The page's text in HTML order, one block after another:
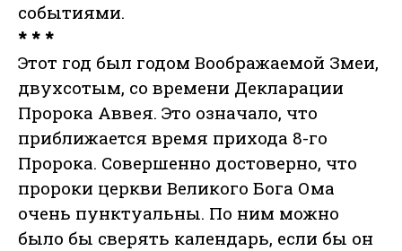
событиями.
* * *
Этот год был годом Воображаемой Змеи,
двухсотым, со времени Декларации
Пророка Аввея. Это означало, что
приближается время прихода 8-го
Пророка. Совершенно достоверно, что
пророки церкви Великого Бога Ома
очень пунктуальны. По ним можно
было бы сверять календарь, если бы он